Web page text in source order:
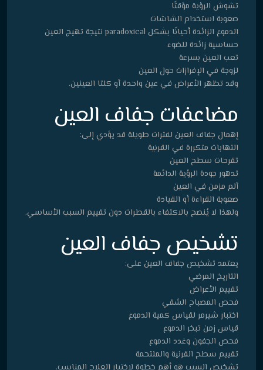
تشوش الرؤية مؤقتًا
صعوبة استخدام الشاشات
الدموع الزائدة أحيانًا بشكل paradoxical نتيجة تهيج العين
حساسية زائدة للضوء
تعب العين بسرعة
لزوجة في الإفرازات حول العين
وقد تظهر الأعراض في عين واحدة أو كلتا العينين.
مضاعفات جفاف العين
إهمال جفاف العين لفترات طويلة قد يؤدي إلى:
التهابات متكررة في القرنية
تقرحات سطح العين
تدهور جودة الرؤية الدائمة
ألم مزمن في العين
صعوبة القراءة أو القيادة
ولهذا لا يُنصح بالاكتفاء بالقطرات دون تقييم السبب الأساسي.
تشخيص جفاف العين
يعتمد تشخيص جفاف العين على:
التاريخ المرضي
تقييم الأعراض
فحص المصباح الشقي
اختبار شيرمر لقياس كمية الدموع
قياس زمن تبخر الدموع
فحص الجفون وغدد الدموع
تقييم سطح القرنية والملتحمة
تشخيص السبب هو أهم خطوة لاختيار العلاج المناسب.